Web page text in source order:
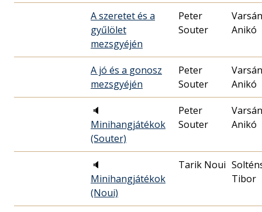
A szeretet és a
gyűlölet
mezsgyéjén
Peter
Souter
Anikó
A jó és a gonosz
mezsgyéjén
Peter
Souter
Anikó
🔈
Minihangjátékok
(Souter)
Peter
Souter
Anikó
🔈
Minihangjátékok
(Noui)
Tarik Noui
Tibor